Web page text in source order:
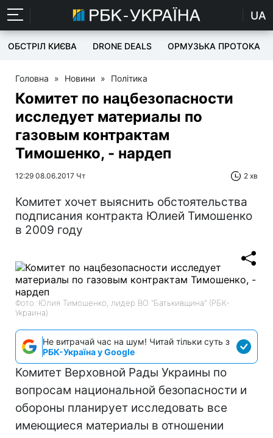
UA
ОБСТРІЛ КИЄВА DRONE DEALS ОРМУЗЬКА ПРОТОКА
Головна » Новини » Політика
Комитет по нацбезопасности
исследует материалы по
газовым контрактам
Тимошенко, - нардеп
12:29 08.06.2017 Чт 2 хв
Комитет хочет выяснить обстоятельства
подписания контракта Юлией Тимошенко
в 2009 году
Фото: Юлия Тимошенко, лидер ВО "Батькивщина" (РБК-
Украина)
Не витрачай час на шум! Читай тільки суть з
РБК-Україна у Google
Комитет Верховной Рады Украины по
вопросам национальной безопасности и
обороны планирует исследовать все
имеющиеся материалы в отношении